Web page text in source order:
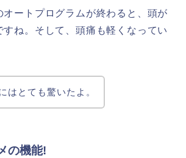
オートプログラムが終わると、頭が
すね。そして、頭痛も軽くなってい
はとても驚いたよ。
の機能!